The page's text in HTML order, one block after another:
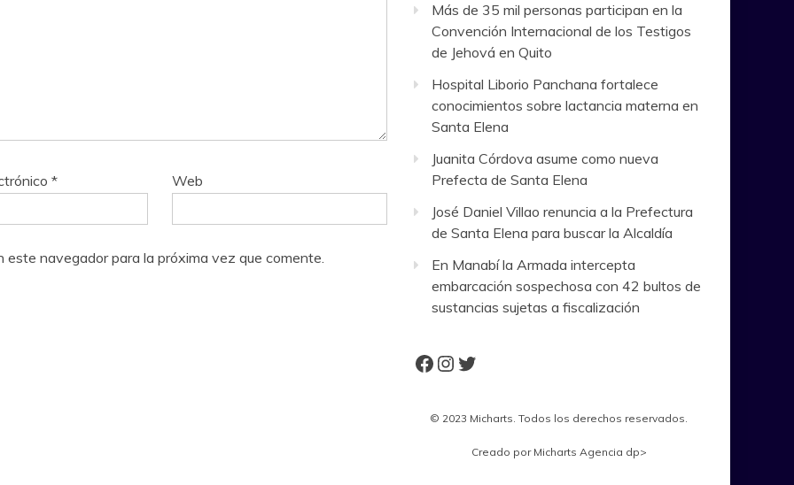
* Web
navegador para la próxima vez que comente.
Más de 35 mil personas participan en la
Convención Internacional de los Testigos
de Jehová en Quito
Hospital Liborio Panchana fortalece
conocimientos sobre lactancia materna en
Santa Elena
Juanita Córdova asume como nueva
Prefecta de Santa Elena
José Daniel Villao renuncia a la Prefectura
de Santa Elena para buscar la Alcaldía
En Manabí la Armada intercepta
embarcación sospechosa con 42 bultos de
sustancias sujetas a fiscalización
Facebook
Instagram
Twitter
© 2023 Micharts. Todos los derechos reservados.
Creado por Micharts Agencia dp>